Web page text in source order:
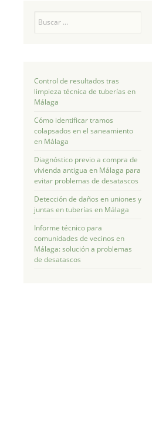
Control de resultados tras
limpieza técnica de tuberías en
Málaga
Cómo identificar tramos
colapsados en el saneamiento
en Málaga
Diagnóstico previo a compra de
vivienda antigua en Málaga para
evitar problemas de desatascos
Detección de daños en uniones y
juntas en tuberías en Málaga
Informe técnico para
comunidades de vecinos en
Málaga: solución a problemas
de desatascos